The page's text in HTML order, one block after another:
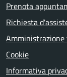
Prenota
Richiesta
Cookie
Informativa